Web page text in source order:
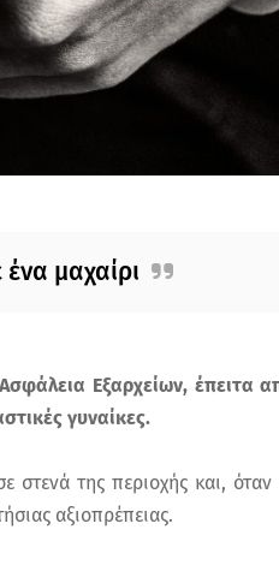
μαχαίρι
Εξαρχείων, έπειτα
γυναίκες.
της περιοχής και, όταν
αξιοπρέπειας.